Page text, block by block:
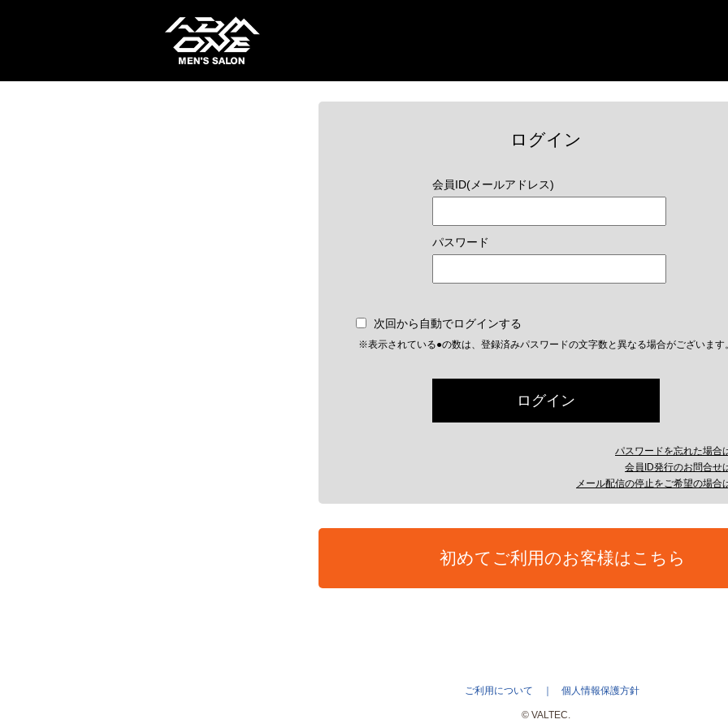
ログイン
会員ID(メールアドレス)
パスワード
次回から自動でログインする
※表示されている●の数は、登録済みパスワードの文字数と異なる場合がございます。
パスワードを忘れた場合
会員ID発行のお問合せ
メール配信の停止をご希望の場合
初めてご利用のお客様はこちら
ご利用について 個人情報保護方針
© VALTEC.